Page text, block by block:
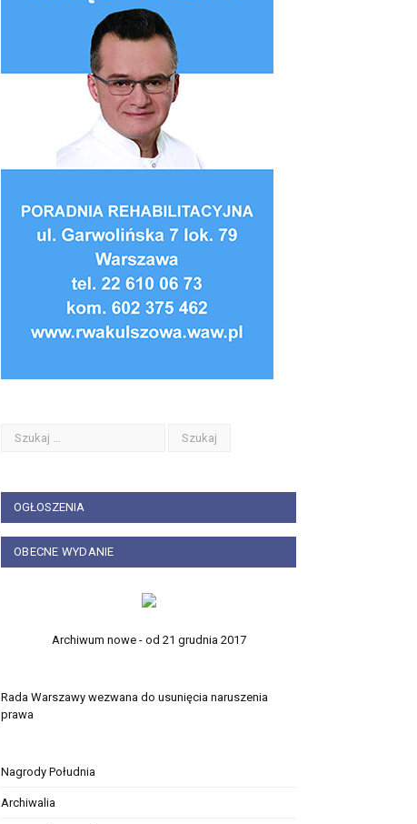
OGŁOSZENIA
OBECNE WYDANIE
Archiwum nowe - od 21 grudnia 2017
Rada Warszawy wezwana do usunięcia naruszenia
prawa
Nagrody Południa
Archiwalia